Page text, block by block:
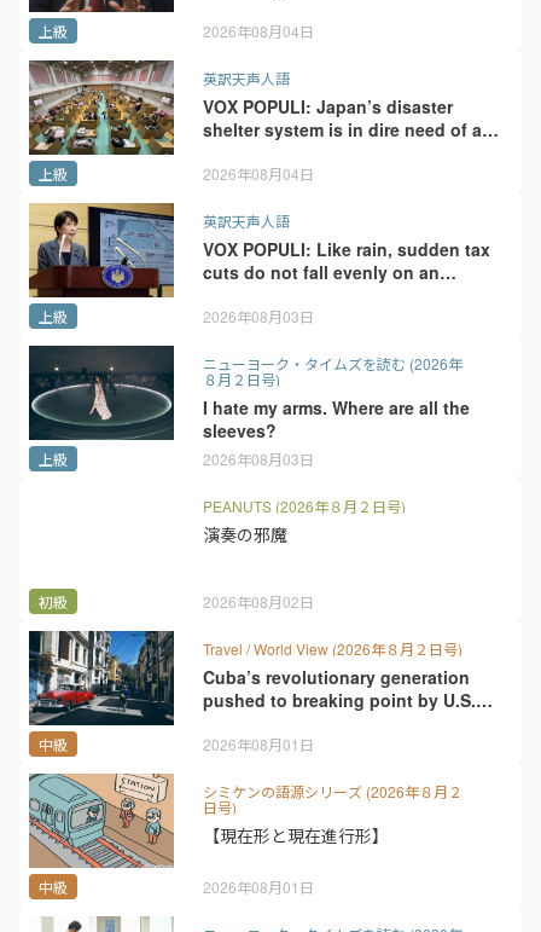
上級 2026年08月04日
上級
英訳天声人語
VOX POPULI: Japan’s disaster
shelter system is in dire need of a
2026年08月04日
上級
英訳天声人語
VOX POPULI: Like rain, sudden tax
cuts do not fall evenly on an
2026年08月03日
上級
ニューヨーク・タイムズを読む (2026年
８月２日号)
I hate my arms. Where are all the
sleeves?
2026年08月03日
初級
PEANUTS (2026年８月２日号)
演奏の邪魔
2026年08月02日
中級
Travel / World View (2026年８月２日号)
Cuba’s revolutionary generation
pushed to breaking point by U.S.
2026年08月01日
中級
シミケンの語源シリーズ (2026年８月２
日号)
【現在形と現在進行形】
2026年08月01日